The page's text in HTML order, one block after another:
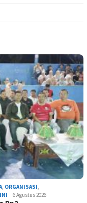
ORGANISASI
6 Agustus 2026